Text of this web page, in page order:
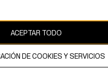
protegido por copyright y es
AB.
ACEPTAR TODO
DE COOKIES Y SERVICIOS